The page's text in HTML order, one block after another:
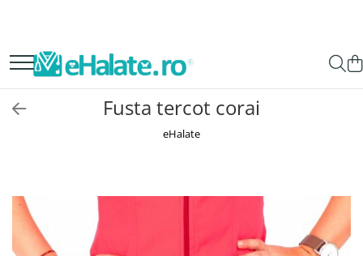
Toate Produsele
Costume Medicale
Bluze Unisex
Bluze unisex cu imprimeuri
Bluze Maria
Fusta tercot corai
eHalate